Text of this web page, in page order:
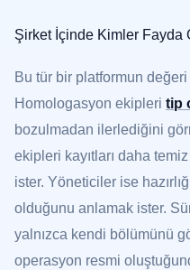
Şirket İçinde Kimler Fayda
Bu tür bir platformun değeri
Homologasyon ekipleri tip
bozulmadan ilerlediğini
ekipleri kayıtları daha
ister. Yöneticiler ise
olduğunu anlamak ister.
yalnızca kendi bölümünü
operasyon resmi